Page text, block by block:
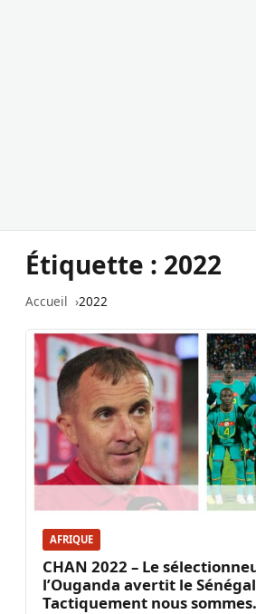
Étiquette : 2022
Accueil 2022
AFRIQUE
CHAN 2022 – Le
l’Ouganda avertit le
Tactiquement nous